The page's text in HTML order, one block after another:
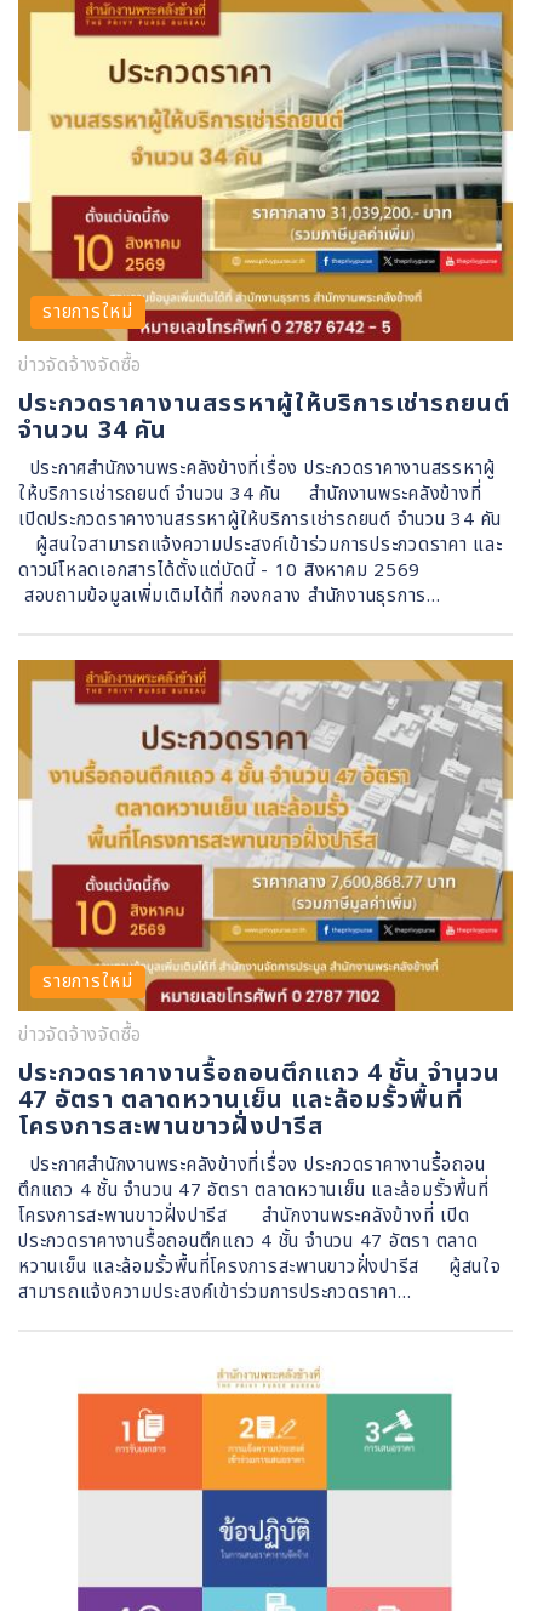
รายการใหม่
ข่าวจัดจ้างจัดซื้อ
ประกวดราคางานสรรหาผู้ให้บริการเช่ารถยนต์
จำนวน 34 คัน
ประกาศสำนักงานพระคลังข้างที่เรื่อง ประกวดราคางานสรรหาผู้
ให้บริการเช่ารถยนต์ จำนวน 34 คัน สำนักงานพระคลังข้างที่
เปิดประกวดราคางานสรรหาผู้ให้บริการเช่ารถยนต์ จำนวน 34 คัน
ผู้สนใจสามารถแจ้งความประสงค์เข้าร่วมการประกวดราคา และ
ดาวน์โหลดเอกสารได้ตั้งแต่บัดนี้ - 10 สิงหาคม 2569
สอบถามข้อมูลเพิ่มเติมได้ที่ กองกลาง สำนักงานธุรการ…
รายการใหม่
ข่าวจัดจ้างจัดซื้อ
ประกวดราคางานรื้อถอนตึกแถว 4 ชั้น จำนวน
47 อัตรา ตลาดหวานเย็น และล้อมรั้วพื้นที่
โครงการสะพานขาวฝั่งปารีส
ประกาศสำนักงานพระคลังข้างที่เรื่อง ประกวดราคางานรื้อถอน
ตึกแถว 4 ชั้น จำนวน 47 อัตรา ตลาดหวานเย็น และล้อมรั้วพื้นที่
โครงการสะพานขาวฝั่งปารีส สำนักงานพระคลังข้างที่ เปิด
ประกวดราคางานรื้อถอนตึกแถว 4 ชั้น จำนวน 47 อัตรา ตลาด
หวานเย็น และล้อมรั้วพื้นที่โครงการสะพานขาวฝั่งปารีส ผู้สนใจ
สามารถแจ้งความประสงค์เข้าร่วมการประกวดราคา…